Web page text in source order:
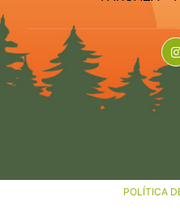
POLÍTICA